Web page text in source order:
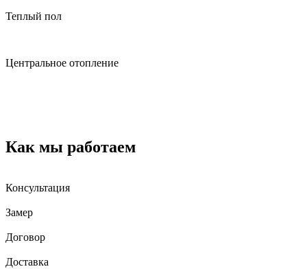
Теплый пол
Центральное отопление
Как мы работаем
Консультация
Замер
Договор
Доставка